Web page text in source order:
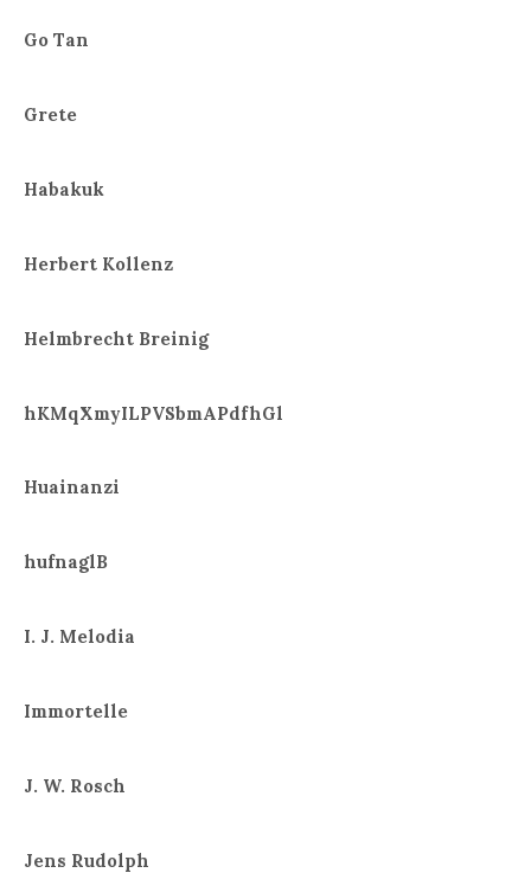
Go Tan
Grete
Habakuk
Herbert Kollenz
Helmbrecht Breinig
hKMqXmyILPVSbmAPdfhGl
Huainanzi
hufnaglB
I. J. Melodia
Immortelle
J. W. Rosch
Jens Rudolph